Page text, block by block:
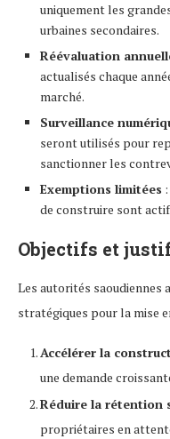
uniquement les
urbaines secondaires.
Réévaluation
actualisés chaque
marché.
Surveillance
seront utilisés pour
sanctionner les
Exemptions limitées
de construire sont
Objectifs et
Les autorités saoudiennes
stratégiques pour la mise
Accélérer la
une demande
Réduire la rétention
propriétaires en